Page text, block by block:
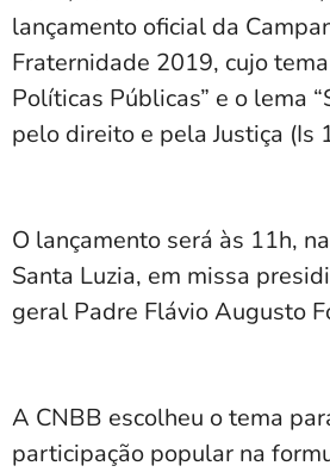
lançamento oficial da
Fraternidade 2019, cujo
Políticas Públicas” e o lema
pelo direito e pela Justiça (Is
O lançamento será às 11h,
Santa Luzia, em missa
geral Padre Flávio Augusto
A CNBB escolheu o tema
participação popular na